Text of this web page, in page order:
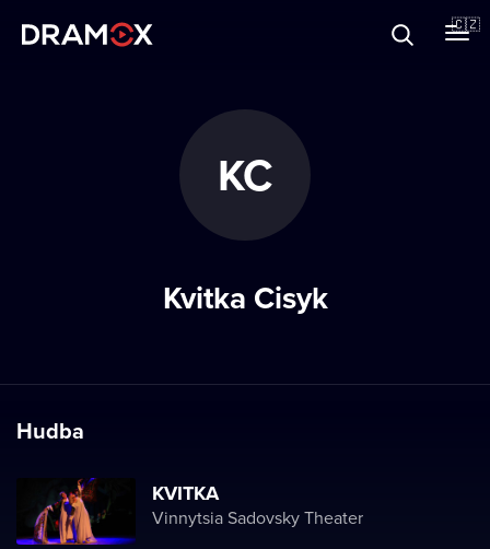
🇨🇿
KC
Kvitka Cisyk
Hudba
KVITKA
Vinnytsia Sadovsky Theater